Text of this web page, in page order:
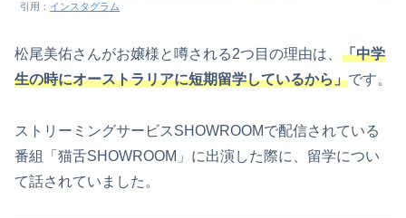
引用： インスタグラム
松尾美佑さんがお嬢様と噂される2つ目の理由は、 「中学
生の時にオーストラリアに短期留学しているから」です。
ストリーミングサービスSHOWROOMで配信されている
番組「猫舌SHOWROOM」に出演した際に、留学につい
て話されていました。